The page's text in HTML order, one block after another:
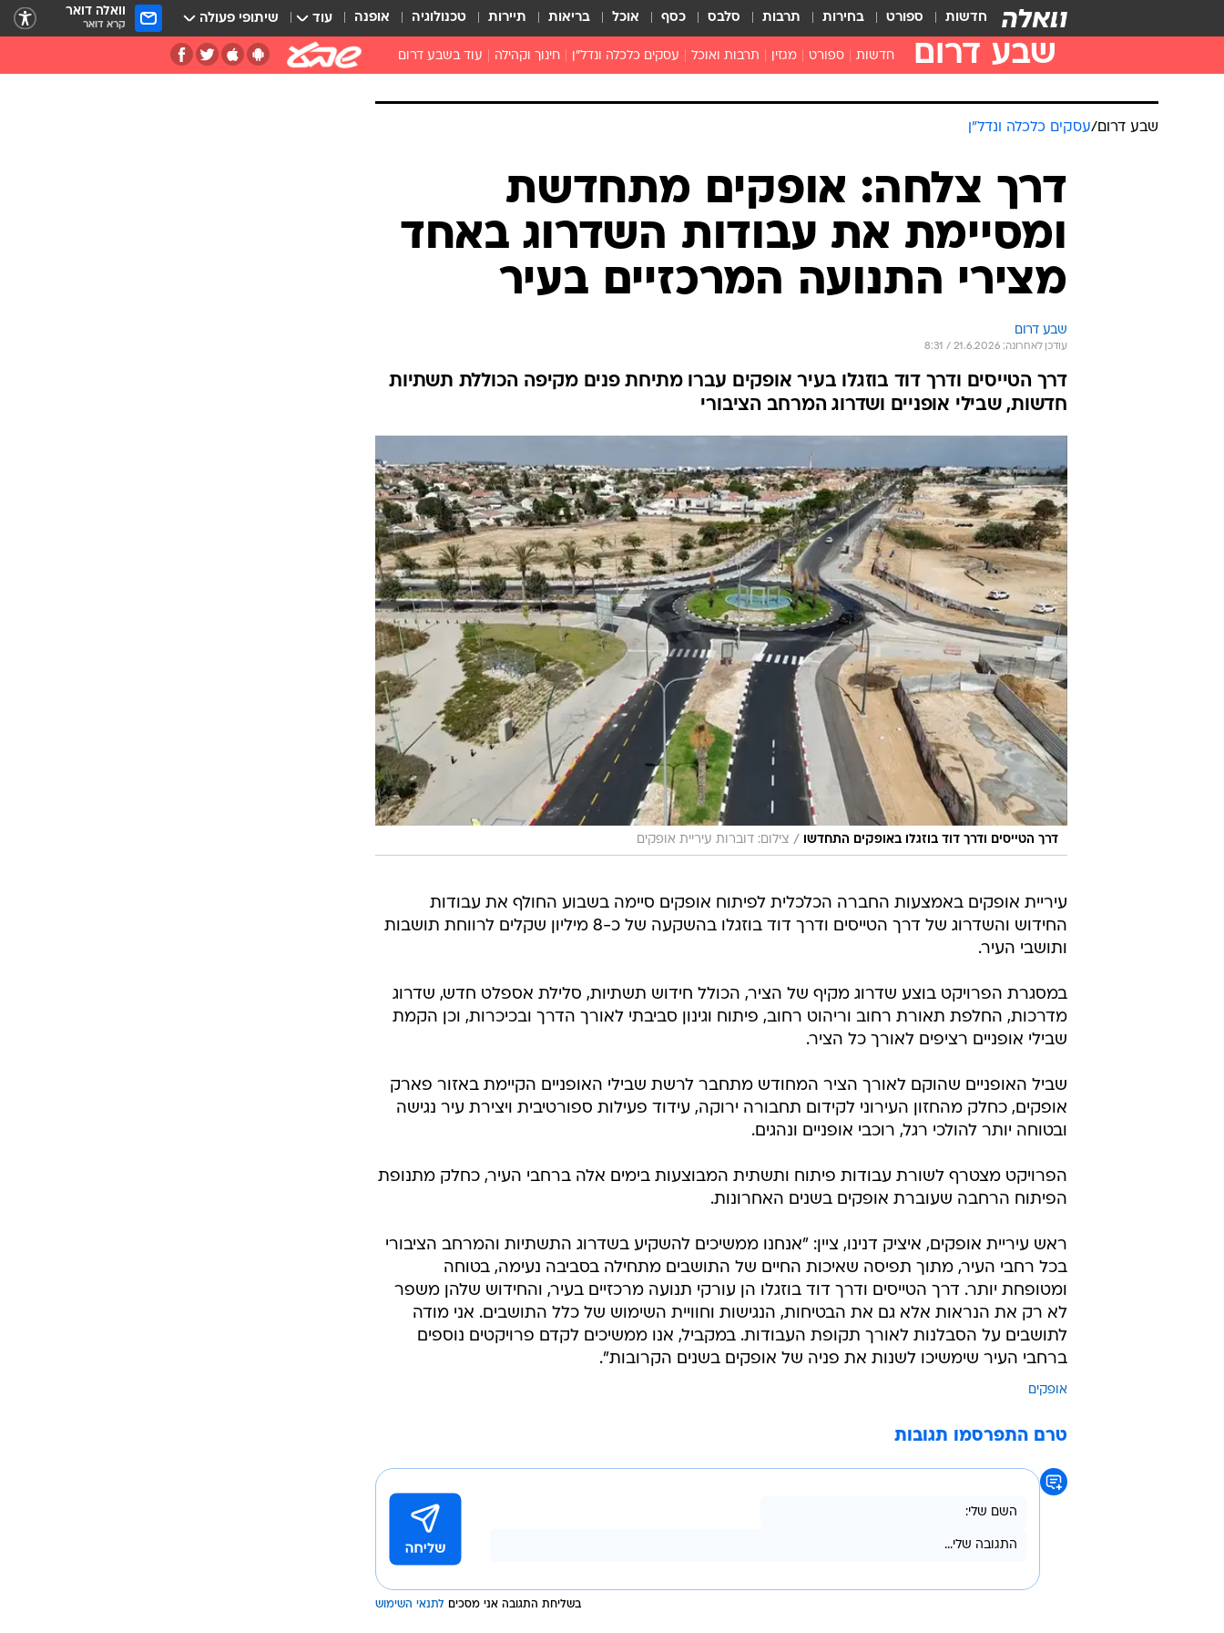
חדשות ספורט בחירות תרבות סלבס כסף אוכל בריאות תיירות טכנולוגיה אופנה עוד שיתופי פעולה וואלה דואר
קרא דואר
שבע דרום חדשות ספורט מגזין תרבות ואוכל עסקים כלכלה ונדל"ן חינוך וקהילה עוד בשבע דרום
שבע דרום/עסקים כלכלה ונדל"ן
דרך צלחה: אופקים מתחדשת
ומסיימת את עבודות השדרוג באחד
מצירי התנועה המרכזיים בעיר
שבע דרום
עודכן לאחרונה: 21.6.2026 / 8:31
דרך הטייסים ודרך דוד בוזגלו בעיר אופקים עברו מתיחת פנים מקיפה הכוללת תשתיות
חדשות, שבילי אופניים ושדרוג המרחב הציבורי
דרך הטייסים ודרך דוד בוזגלו באופקים התחדשו / צילום: דוברות עיריית אופקים
עיריית אופקים באמצעות החברה הכלכלית לפיתוח אופקים סיימה בשבוע החולף את עבודות
החידוש והשדרוג של דרך הטייסים ודרך דוד בוזגלו בהשקעה של כ-8 מיליון שקלים לרווחת תושבות
ותושבי העיר.
במסגרת הפרויקט בוצע שדרוג מקיף של הציר, הכולל חידוש תשתיות, סלילת אספלט חדש, שדרוג
מדרכות, החלפת תאורת רחוב וריהוט רחוב, פיתוח וגינון סביבתי לאורך הדרך ובכיכרות, וכן הקמת
שבילי אופניים רציפים לאורך כל הציר.
שביל האופניים שהוקם לאורך הציר המחודש מתחבר לרשת שבילי האופניים הקיימת באזור פארק
אופקים, כחלק מהחזון העירוני לקידום תחבורה ירוקה, עידוד פעילות ספורטיבית ויצירת עיר נגישה
ובטוחה יותר להולכי רגל, רוכבי אופניים ונהגים.
הפרויקט מצטרף לשורת עבודות פיתוח ותשתית המבוצעות בימים אלה ברחבי העיר, כחלק מתנופת
הפיתוח הרחבה שעוברת אופקים בשנים האחרונות.
ראש עיריית אופקים, איציק דנינו, ציין: "אנחנו ממשיכים להשקיע בשדרוג התשתיות והמרחב הציבורי
בכל רחבי העיר, מתוך תפיסה שאיכות החיים של התושבים מתחילה בסביבה נעימה, בטוחה
ומטופחת יותר. דרך הטייסים ודרך דוד בוזגלו הן עורקי תנועה מרכזיים בעיר, והחידוש שלהן משפר
לא רק את הנראות אלא גם את הבטיחות, הנגישות וחוויית השימוש של כלל התושבים. אני מודה
לתושבים על הסבלנות לאורך תקופת העבודות. במקביל, אנו ממשיכים לקדם פרויקטים נוספים
ברחבי העיר שימשיכו לשנות את פניה של אופקים בשנים הקרובות".
אופקים
טרם התפרסמו תגובות
בשליחת התגובה אני מסכים לתנאי השימוש